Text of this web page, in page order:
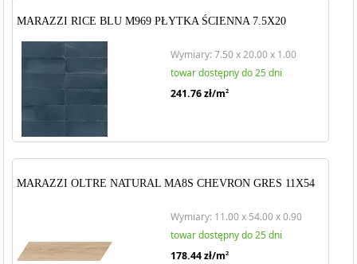
MARAZZI RICE BLU M969 PŁYTKA ŚCIENNA 7.5X20
Wymiary: 7.50 x 20.00 x 1.00
towar dostępny do 25 dni
241.76zł/m2
MARAZZI OLTRE NATURAL MA8S CHEVRON GRES 11X54
Wymiary: 11.00 x 54.00 x 0.90
towar dostępny do 25 dni
178.44zł/m2